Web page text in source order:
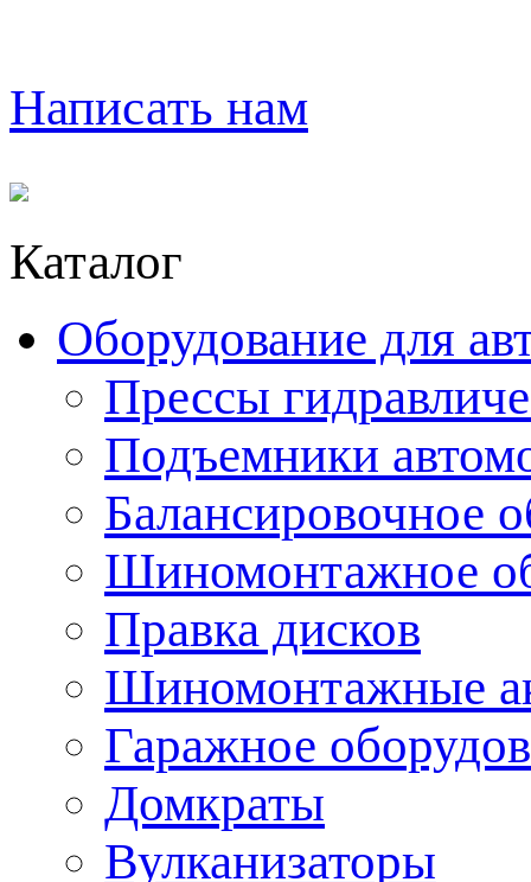
Написать нам
Каталог
Оборудование для
Прессы
Подъемники
Балансировочное
Шиномонтажное
Правка дисков
Шиномонтажные
Гаражное
Домкраты
Вулканизаторы